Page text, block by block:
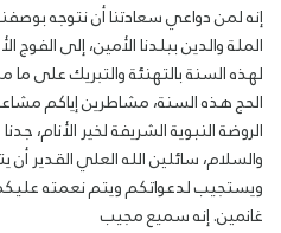
إنه لمن دواعي سعادتنا أن نتوجه
الملة والدين ببلدنا الأمين، إلى الفوج
لهذه السنة بالتهنئة والتبريك على
الحج هذه السنة، مشاطرين إياكم
الروضة النبوية الشريفة لخير الأنام،
والسلام، سائلين الله العلي القدير
ويستجيب لدعواتكم ويتم نعمته
غانمين. إنه سميع مجيب